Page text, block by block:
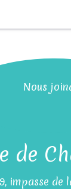
Nous
de
9, impasse de